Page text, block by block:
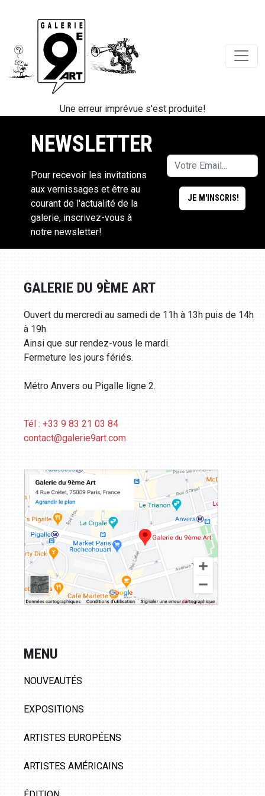
Une erreur imprévue s'est produite!
NEWSLETTER
Pour recevoir les invitations
aux vernissages et être au
courant de l'actualité de la
galerie, inscrivez-vous à
notre newsletter!
GALERIE DU 9ÈME ART
Ouvert du mercredi au samedi de 11h à 13h puis de 14h
à 19h.
Ainsi que sur rendez-vous le mardi.
Fermeture les jours fériés.
Métro Anvers ou Pigalle ligne 2.
Tél : +33 9 83 21 03 84
contact@galerie9art.com
MENU
NOUVEAUTÉS
EXPOSITIONS
ARTISTES EUROPÉENS
ARTISTES AMÉRICAINS